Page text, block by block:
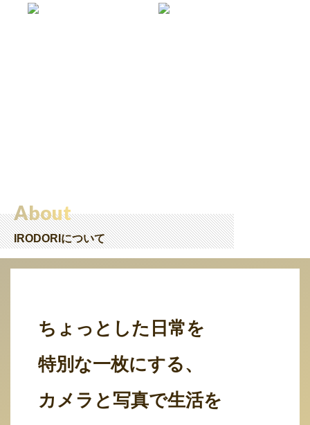
About
IRODORIについて
ちょっとした日常を
特別な一枚にする、
カメラと写真で生活を